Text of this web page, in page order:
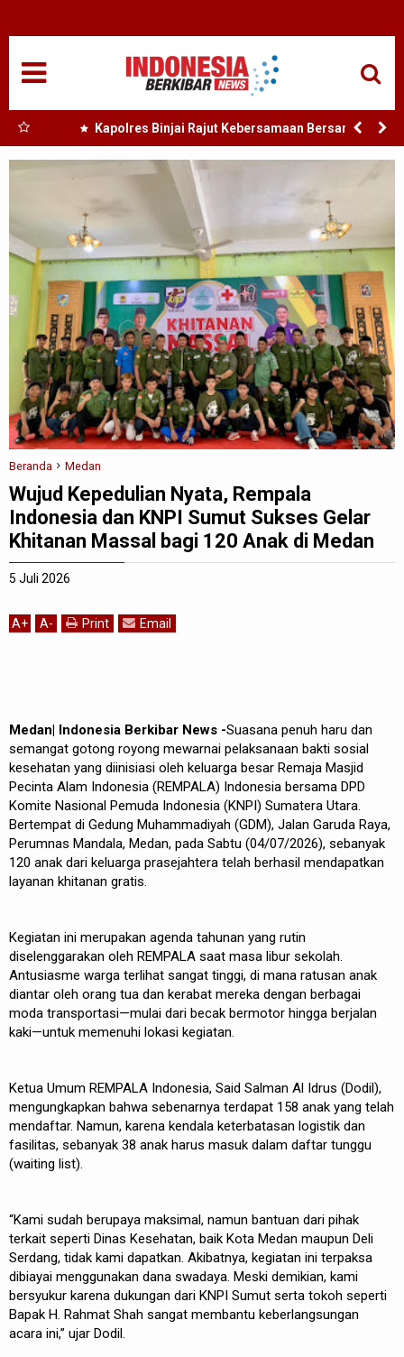
Kapolres Binjai Rajut Kebersamaan Bersama
Komunitas Ojek Online Kota Binjai
Beranda Medan
Wujud Kepedulian Nyata, Rempala
Indonesia dan KNPI Sumut Sukses Gelar
Khitanan Massal bagi 120 Anak di Medan
5 Juli 2026
A+ A- Print Email
Medan| Indonesia Berkibar News -Suasana penuh haru dan
semangat gotong royong mewarnai pelaksanaan bakti sosial
kesehatan yang diinisiasi oleh keluarga besar Remaja Masjid
Pecinta Alam Indonesia (REMPALA) Indonesia bersama DPD
Komite Nasional Pemuda Indonesia (KNPI) Sumatera Utara.
Bertempat di Gedung Muhammadiyah (GDM), Jalan Garuda Raya,
Perumnas Mandala, Medan, pada Sabtu (04/07/2026), sebanyak
120 anak dari keluarga prasejahtera telah berhasil mendapatkan
layanan khitanan gratis.
Kegiatan ini merupakan agenda tahunan yang rutin
diselenggarakan oleh REMPALA saat masa libur sekolah.
Antusiasme warga terlihat sangat tinggi, di mana ratusan anak
diantar oleh orang tua dan kerabat mereka dengan berbagai
moda transportasi—mulai dari becak bermotor hingga berjalan
kaki—untuk memenuhi lokasi kegiatan.
Ketua Umum REMPALA Indonesia, Said Salman Al Idrus (Dodil),
mengungkapkan bahwa sebenarnya terdapat 158 anak yang telah
mendaftar. Namun, karena kendala keterbatasan logistik dan
fasilitas, sebanyak 38 anak harus masuk dalam daftar tunggu
(waiting list).
“Kami sudah berupaya maksimal, namun bantuan dari pihak
terkait seperti Dinas Kesehatan, baik Kota Medan maupun Deli
Serdang, tidak kami dapatkan. Akibatnya, kegiatan ini terpaksa
dibiayai menggunakan dana swadaya. Meski demikian, kami
bersyukur karena dukungan dari KNPI Sumut serta tokoh seperti
Bapak H. Rahmat Shah sangat membantu keberlangsungan
acara ini,” ujar Dodil.
NASIONAL
SUMUT
MEDAN
TANJUNGBALAI
ACEH
EDUKASI
ADVETORIAL
REDAKSI